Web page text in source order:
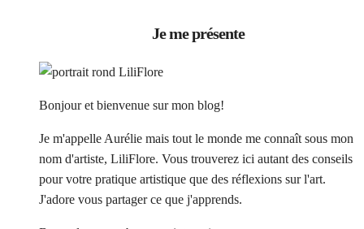
Je me présente
Bonjour et bienvenue sur mon blog!
Je m'appelle Aurélie mais tout le monde me connaît sous mon
nom d'artiste, LiliFlore. Vous trouverez ici autant des conseils
pour votre pratique artistique que des réflexions sur l'art.
J'adore vous partager ce que j'apprends.